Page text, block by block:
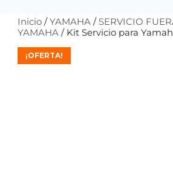
Inicio /YAMAHA / SERVICIO
YAMAHA / Kit Servicio para
¡OFERTA!